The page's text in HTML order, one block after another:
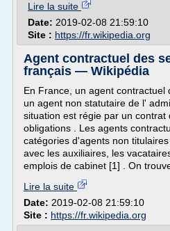
Lire la suite
Date: 2019-02-08 21:59:10
Site : https://fr.wikipedia.org
Agent contractuel des
français — Wikipédia
En France, un agent contractuel
un agent non statutaire de l'
situation est régie par un
obligations . Les agents
catégories d'agents non
avec les auxiliaires, les
emplois de cabinet [1] . On
Lire la suite
Date: 2019-02-08 21:59:10
Site : https://fr.wikipedia.org